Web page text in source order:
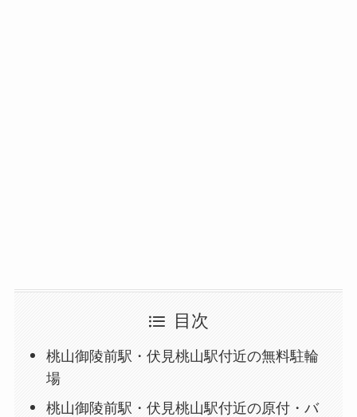
目次
桃山御陵前駅・伏見桃山駅付近の無料駐輪
場
桃山御陵前駅・伏見桃山駅付近の原付・バ